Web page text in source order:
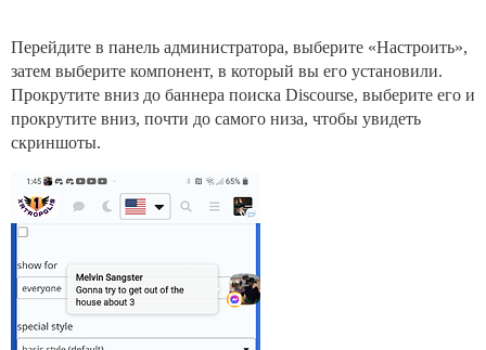
Перейдите в панель администратора, выберите «Настроить»,
затем выберите компонент, в который вы его установили.
Прокрутите вниз до баннера поиска Discourse, выберите его и
прокрутите вниз, почти до самого низа, чтобы увидеть
скриншоты.